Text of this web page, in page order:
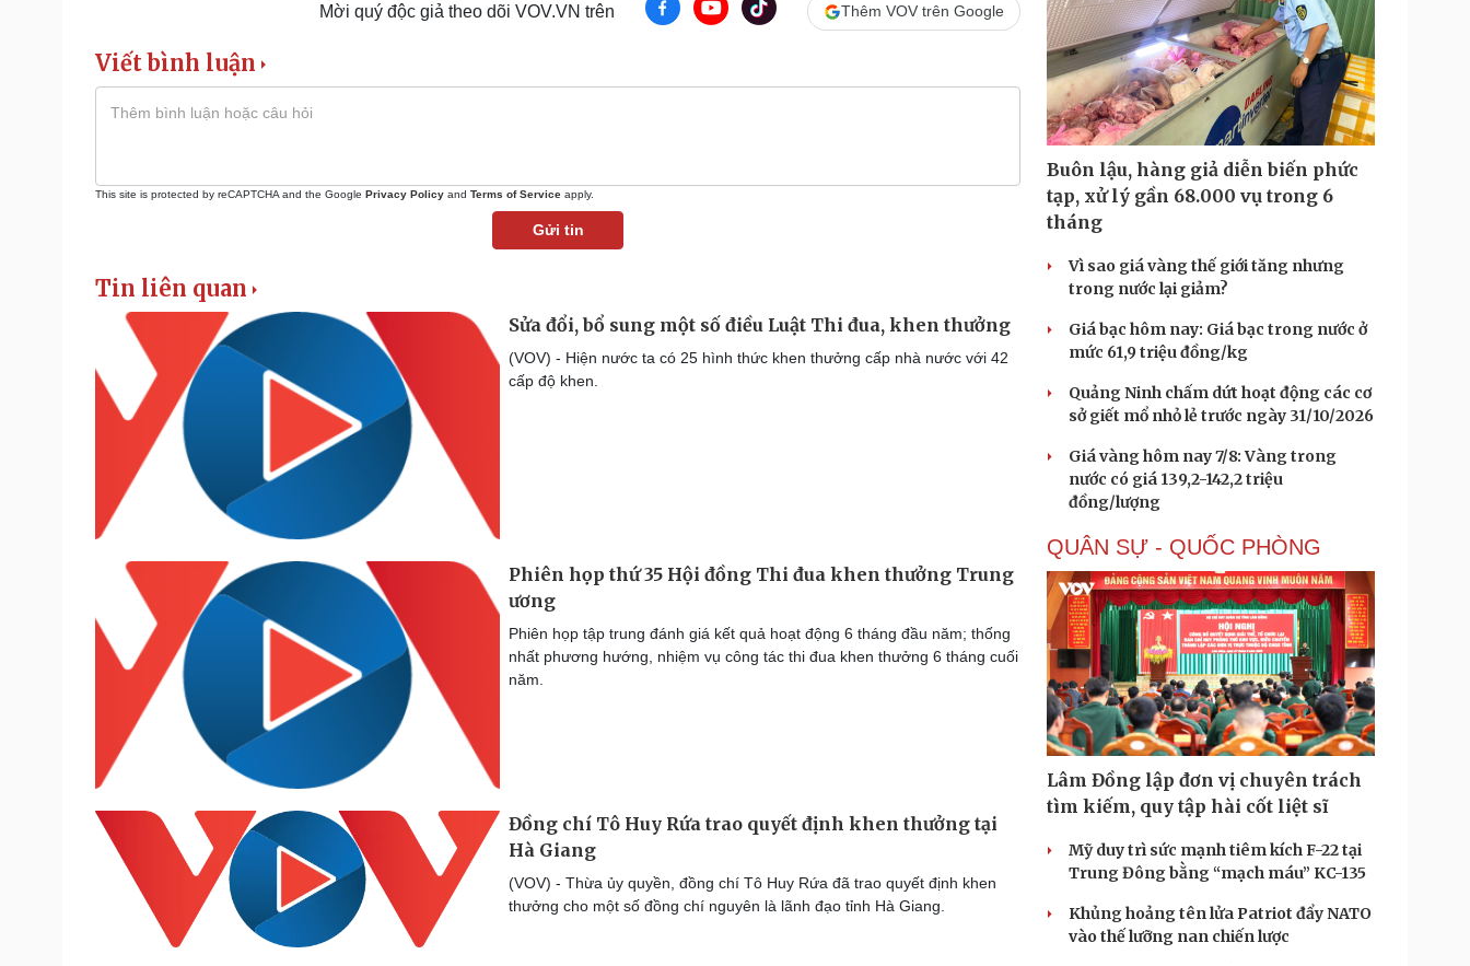
Mời quý độc giả theo dõi VOV.VN trên Thêm VOV trên Google
Viết bình luận
This site is protected by reCAPTCHA and the Google Privacy Policy and Terms of Service apply.
Gửi tin
Tin liên quan
Sửa đổi, bổ sung một số điều Luật Thi đua, khen thưởng
(VOV) - Hiện nước ta có 25 hình thức khen thưởng cấp nhà nước với 42
cấp độ khen.
Phiên họp thứ 35 Hội đồng Thi đua khen thưởng Trung
ương
Phiên họp tập trung đánh giá kết quả hoạt động 6 tháng đầu năm; thống
nhất phương hướng, nhiệm vụ công tác thi đua khen thưởng 6 tháng cuối
năm.
Đồng chí Tô Huy Rứa trao quyết định khen thưởng tại
Hà Giang
(VOV) - Thừa ủy quyền, đồng chí Tô Huy Rứa đã trao quyết định khen
thưởng cho một số đồng chí nguyên là lãnh đạo tỉnh Hà Giang.
Buôn lậu, hàng giả diễn biến phức
tạp, xử lý gần 68.000 vụ trong 6
tháng
Vì sao giá vàng thế giới tăng nhưng
trong nước lại giảm?
Giá bạc hôm nay: Giá bạc trong nước ở
mức 61,9 triệu đồng/kg
Quảng Ninh chấm dứt hoạt động các cơ
sở giết mổ nhỏ lẻ trước ngày 31/10/2026
Giá vàng hôm nay 7/8: Vàng trong
nước có giá 139,2-142,2 triệu
đồng/lượng
QUÂN SỰ - QUỐC PHÒNG
Lâm Đồng lập đơn vị chuyên trách
tìm kiếm, quy tập hài cốt liệt sĩ
Mỹ duy trì sức mạnh tiêm kích F-22 tại
Trung Đông bằng “mạch máu” KC-135
Khủng hoảng tên lửa Patriot đẩy NATO
vào thế lưỡng nan chiến lược